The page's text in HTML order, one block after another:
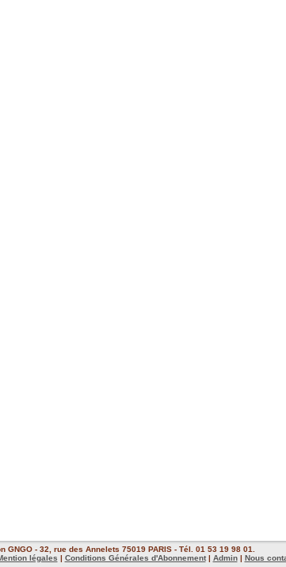
- 32, rue des Annelets 75019 PARIS - Tél. 01 53 19 98 01.
légales | Conditions Générales d'Abonnement| Admin| Nous